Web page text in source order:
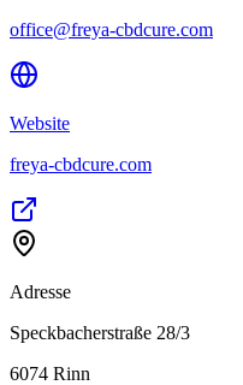
office@freya-cbdcure.com
Website
freya-cbdcure.com
Adresse
Speckbacherstraße 28/3
6074 Rinn